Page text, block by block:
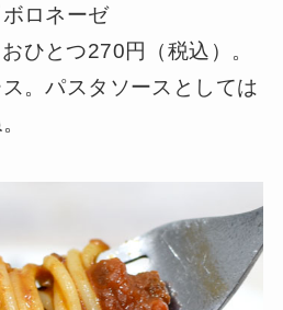
ロネーゼ
ひとつ270円（税込）。
。パスタソースとしては